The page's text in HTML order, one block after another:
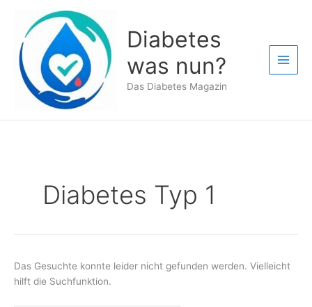
springen
Diabetes
was nun?
Das Diabetes Magazin
Diabetes Typ 1
Das Gesuchte konnte leider nicht gefunden werden. Vielleicht
hilft die Suchfunktion.